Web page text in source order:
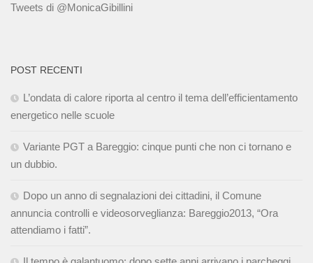
Tweets di @MonicaGibillini
POST RECENTI
L’ondata di calore riporta al centro il tema dell’efficientamento
energetico nelle scuole
Variante PGT a Bareggio: cinque punti che non ci tornano e
un dubbio.
Dopo un anno di segnalazioni dei cittadini, il Comune
annuncia controlli e videosorveglianza: Bareggio2013, “Ora
attendiamo i fatti”.